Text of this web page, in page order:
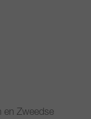
en Zweedse